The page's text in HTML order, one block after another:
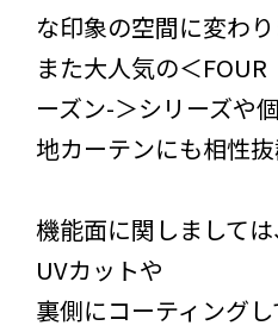
な印象の空間に変わり
また大人気の＜
ーズン-＞シリーズや
地カーテンにも相性抜
機能面に関しまして
UVカットや
裏側にコーティング